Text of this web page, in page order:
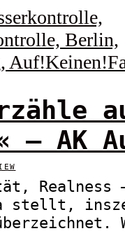
– AK
stellt,